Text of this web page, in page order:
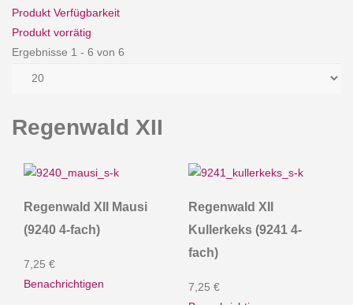
Produkt Verfügbarkeit
Produkt vorrätig
Ergebnisse 1 - 6 von 6
Regenwald XII
Regenwald XII Mausi
(9240 4-fach)
7,25 €
Benachrichtigen
Regenwald XII
Kullerkeks (9241 4-
fach)
7,25 €